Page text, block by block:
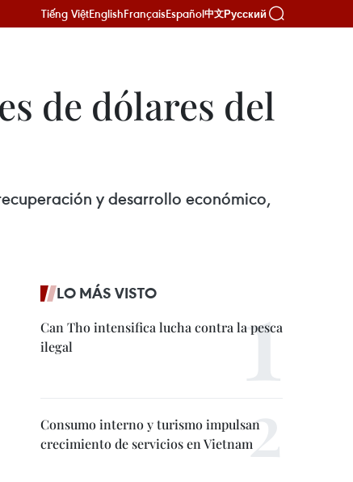
Tiếng ViệtEnglishFrançaisEspañol中文Русский
de dólares del
y desarrollo económico,
LO MÁS VISTO
Can Tho intensifica lucha contra la pesca
ilegal
Consumo interno y turismo impulsan
crecimiento de servicios en Vietnam